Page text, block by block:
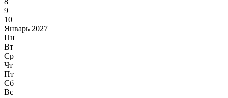
9
10
Январь 2027
Пн
Вт
Ср
Чт
Пт
Сб
Вс